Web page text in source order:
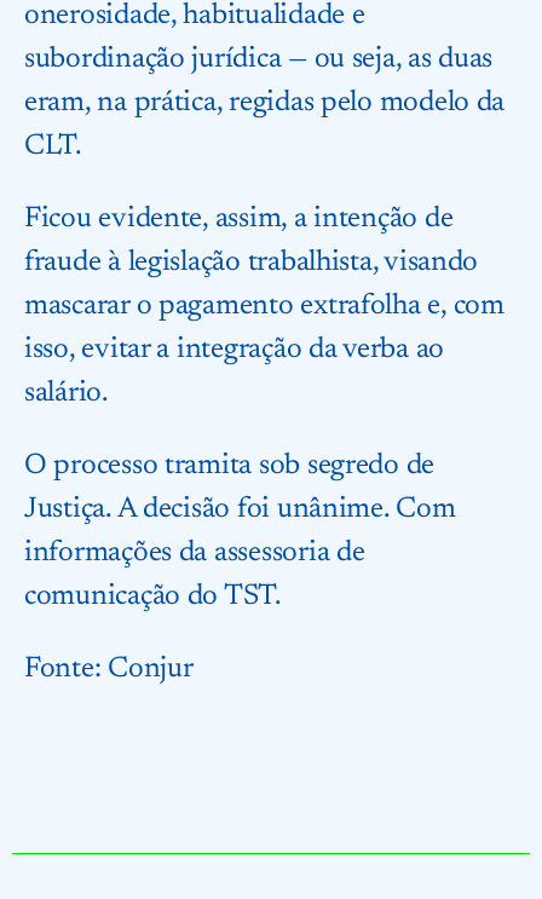
onerosidade, habitualidade e
subordinação jurídica — ou seja, as duas
eram, na prática, regidas pelo modelo da
CLT.
Ficou evidente, assim, a intenção de
fraude à legislação trabalhista, visando
mascarar o pagamento extrafolha e, com
isso, evitar a integração da verba ao
salário.
O processo tramita sob segredo de
Justiça. A decisão foi unânime. Com
informações da assessoria de
comunicação do TST.
Fonte: Conjur